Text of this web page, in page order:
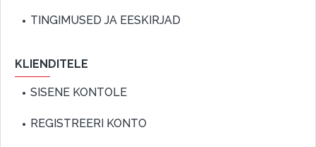
TINGIMUSED JA EESKIRJAD
KLIENDITELE
SISENE KONTOLE
REGISTREERI KONTO